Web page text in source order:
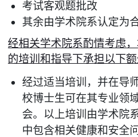
考试客观题批改
其余由学术院系认定为
经相关学术院系酌情考虑
的培训和指导下承担以下额
经过适当培训，并在导
校博士生可在其专业领
会。以上培训由学术院
中包含相关健康和安全